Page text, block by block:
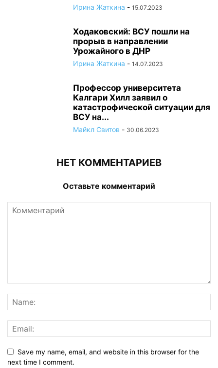
Ирина Жаткина - 15.07.2023
Ходаковский: ВСУ пошли на
прорыв в направлении
Урожайного в ДНР
Ирина Жаткина - 14.07.2023
Профессор университета
Калгари Хилл заявил о
катастрофической ситуации для
ВСУ на...
Майкл Свитов - 30.06.2023
НЕТ КОММЕНТАРИЕВ
Оставьте комментарий
Save my name, email, and website in this browser for the
next time I comment.